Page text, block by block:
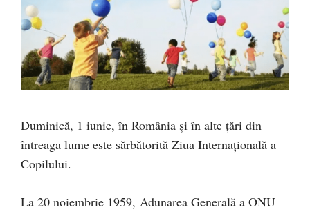
Duminică, 1 iunie, în România și în alte țări din
întreaga lume este sărbătorită Ziua Internațională a
Copilului.
La 20 noiembrie 1959, Adunarea Generală a ONU